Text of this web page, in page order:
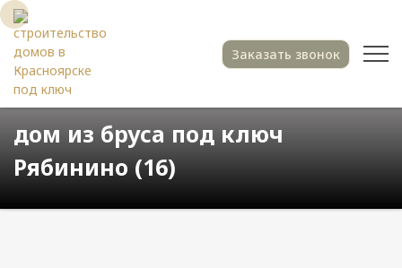
Заказать звонок
дом из бруса под ключ
Рябинино (16)